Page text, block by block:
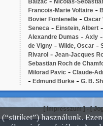
Balzac
Nicolas-
Francois-Marie Voltaire -
Bovier Fontenelle - Oscar
Seneca - Einstein, Albert -
Alexandre Dumas - Axly -
de Vigny - Wilde, Oscar -
Rivarol - Jean-Jacques
Sebastian Roch de
Milorad Pavic - Claude-
- Edmund Burke - G. B.
[Impresszum] - [
használunk.